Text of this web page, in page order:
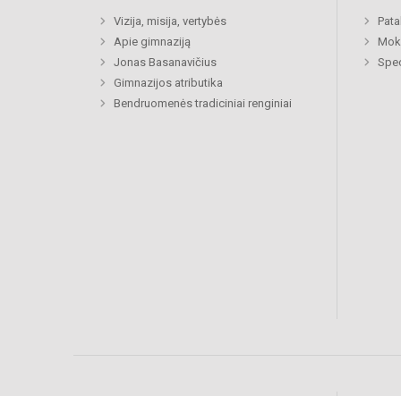
Vizija, misija, vertybės
Apie gimnaziją
Jonas Basanavičius
Gimnazijos atributika
Bendruomenės tradiciniai renginiai